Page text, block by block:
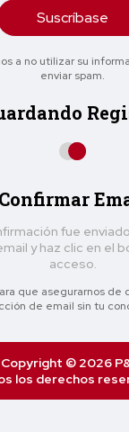
Suscríbase
a no utilizar su
enviar spam.
Confirmar
fue
y haz clic en el
acceso.
que asegurarnos
de email sin tu
Copyright © 2026
los derechos